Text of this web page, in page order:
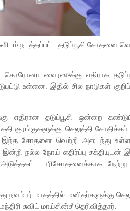
நடத்தப்பட்ட தடுப்பூசி சோதனை
வைரஸுக்கு எதிராக
உள்ளன. இதில் சில நாடுகள்
எதிரான தடுப்பூசி ஒன்றை
குரங்குகளுக்கு செலுத்தி
சோதனை வெற்றி அடைந்து
நல்ல நோய் எதிர்ப்பு சக்தியுடன்
பரிசோதனைக்காக
மாதத்தில் மனிதர்களுக்கு
சுவிட் மாய்சின்சீ தெரிவித்தார்.